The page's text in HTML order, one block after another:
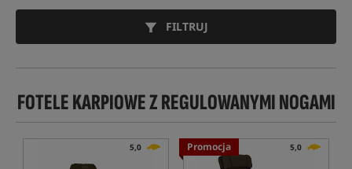
FILTRUJ
FOTELE KARPIOWE Z REGULOWANYMI NOGAMI
5,0 Promocja 5,0